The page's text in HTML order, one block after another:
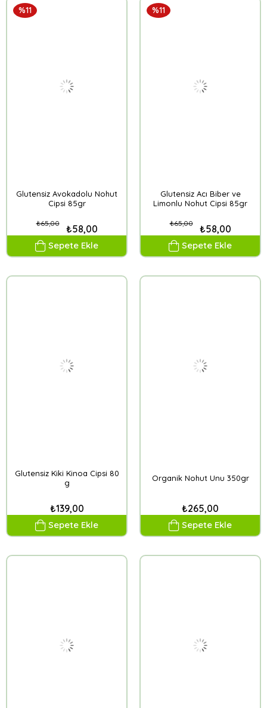
Glutensiz Avokadolu Nohut
Cipsi 85gr
₺58,00
₺65,00
Sepete Ekle
%11
Glutensiz Acı Biber ve
Limonlu Nohut Cipsi 85gr
₺58,00
₺65,00
Sepete Ekle
%11
Glutensiz Kiki Kinoa Cipsi 80
g
₺139,00
Sepete Ekle
Organik Nohut Unu 350gr
₺265,00
Sepete Ekle